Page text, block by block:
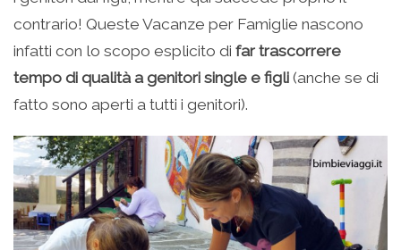
contrario! Queste Vacanze per Famiglie nascono
infatti con lo scopo esplicito di far trascorrere
tempo di qualità a genitori single e figli (anche se di
fatto sono aperti a tutti i genitori).